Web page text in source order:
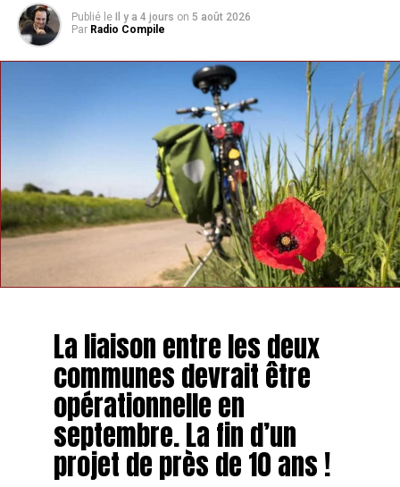
Publié le Il y a 4 jours on 5 août 2026
Par Radio Compile
La liaison entre les deux
communes devrait être
opérationnelle en
septembre. La fin d’un
projet de près de 10 ans !